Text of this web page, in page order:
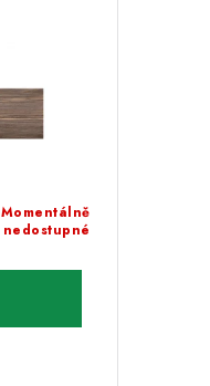
Momentálně
nedostupné